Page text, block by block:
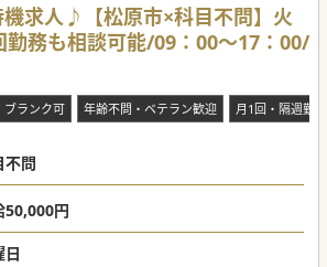
求人♪【松原市×科目不問】火
勤務も相談可能/09：00～17：00/
ブランク可 年齢不問・ベテラン歓迎 月1回・隔週勤
不問
50,000円
日